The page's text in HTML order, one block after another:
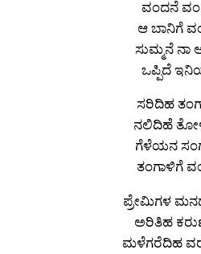
ವಂದನೆ
ಆ ಬಾನಿಗೆ
ಸುಮ್ಮನೆ ನಾ
ಒಪ್ಪಿದೆ
ಸರಿದಿಹ
ನಲಿದಿಹೆ
ಗೆಳೆಯನ
ತಂಗಾಳಿಗೆ
ಪ್ರೇಮಿಗಳ
ಅರಿತಿಹ
ಮಳೆಗರೆದಿಹ